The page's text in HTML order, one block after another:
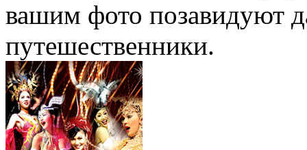
вашим фото позавидуют
путешественники.